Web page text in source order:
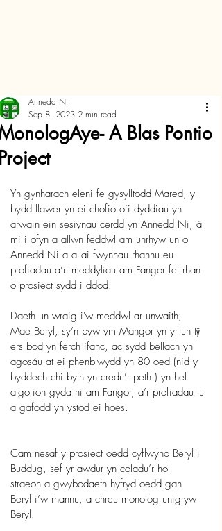
A Blas Pontio
Annedd Ni
Sep 8, 2023 2 min read
Yn gynharach eleni fe gysylltodd Mared, y
bydd llawer yn ei chofio o’i dyddiau yn
arwain ein sesiynau cerdd yn Annedd Ni, â
mi i ofyn a allwn feddwl am unrhyw un o
Annedd Ni a allai fwynhau rhannu eu
profiadau a’u meddyliau am Fangor fel rhan
o prosiect sydd i ddod.
Daeth un wraig i'w meddwl ar unwaith;
Mae Beryl, sy’n byw ym Mangor yn yr un tŷ
ers bod yn ferch ifanc, ac sydd bellach yn
agosáu at ei phenblwydd yn 80 oed (nid y
byddech chi byth yn credu’r peth!) yn hel
atgofion gyda ni am Fangor, a’r profiadau lu
a gafodd yn ystod ei hoes.
Cam nesaf y prosiect oedd cyflwyno Beryl i
Buddug, sef yr awdur yn coladu’r holl
straeon a gwybodaeth hyfryd oedd gan
Beryl i’w rhannu, a chreu monolog unigryw
Beryl.